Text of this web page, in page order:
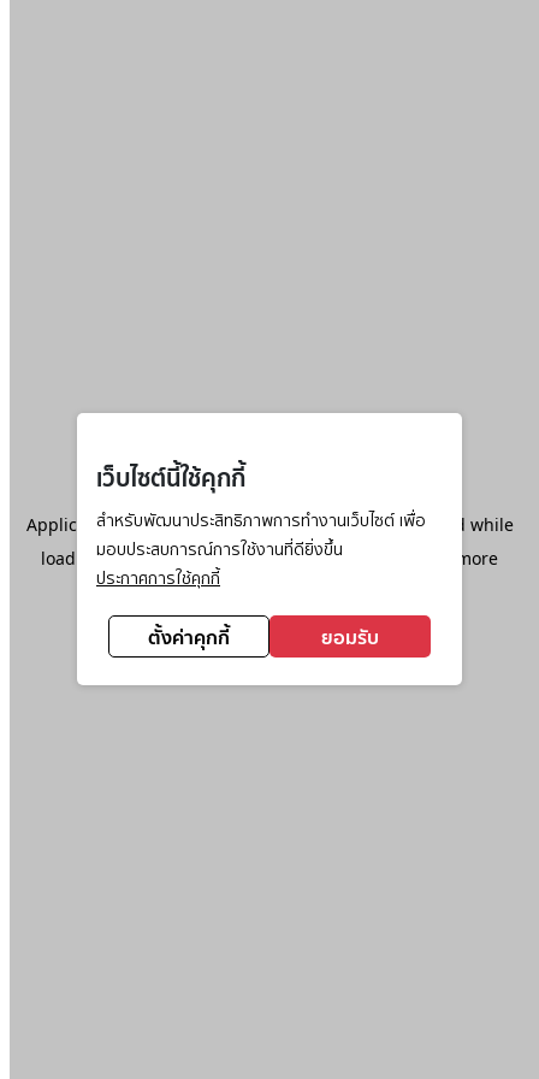
เว็บไซต์นี้ใช้คุกกี้
สำหรับพัฒนาประสิทธิภาพการทำงานเว็บไซต์ เพื่อ
มอบประสบการณ์การใช้งานที่ดียิ่งขึ้น
ประกาศการใช้คุกกี้
ตั้งค่าคุกกี้ ยอมรับ
Application error: aclient-side exception has occurred while
loadingwww.ktc.co.th(see the browser console
for more
information).